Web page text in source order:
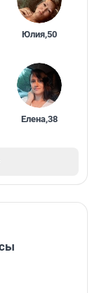
Юлия,50
Елена,38